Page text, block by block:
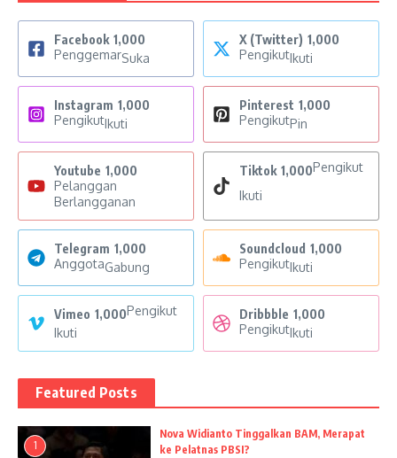
Facebook 1,000
PenggemarSuka
X (Twitter) 1,000
PengikutIkuti
Instagram 1,000
PengikutIkuti
Pinterest 1,000
PengikutPin
Youtube 1,000
Pelanggan
Berlangganan
Tiktok 1,000Pengikut
Ikuti
Telegram 1,000
AnggotaGabung
Soundcloud 1,000
PengikutIkuti
Vimeo 1,000Pengikut
Ikuti
Dribbble 1,000
PengikutIkuti
Featured Posts
1
Nova Widianto Tinggalkan BAM, Merapat
ke Pelatnas PBSI?